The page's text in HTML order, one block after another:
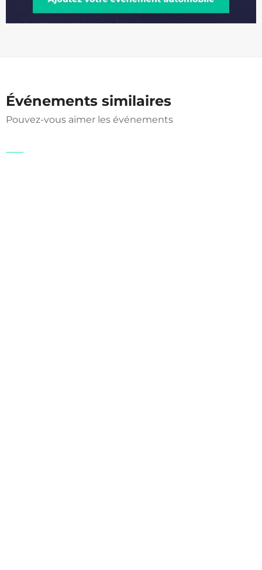
Événements similaires
Pouvez-vous aimer les événements